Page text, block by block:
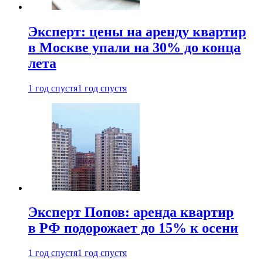
Эксперт: цены на аренду квартир
в Москве упали на 30% до конца
лета
1 год спустя1 год спустя
Эксперт Попов: аренда квартир
в РФ подорожает до 15% к осени
1 год спустя1 год спустя